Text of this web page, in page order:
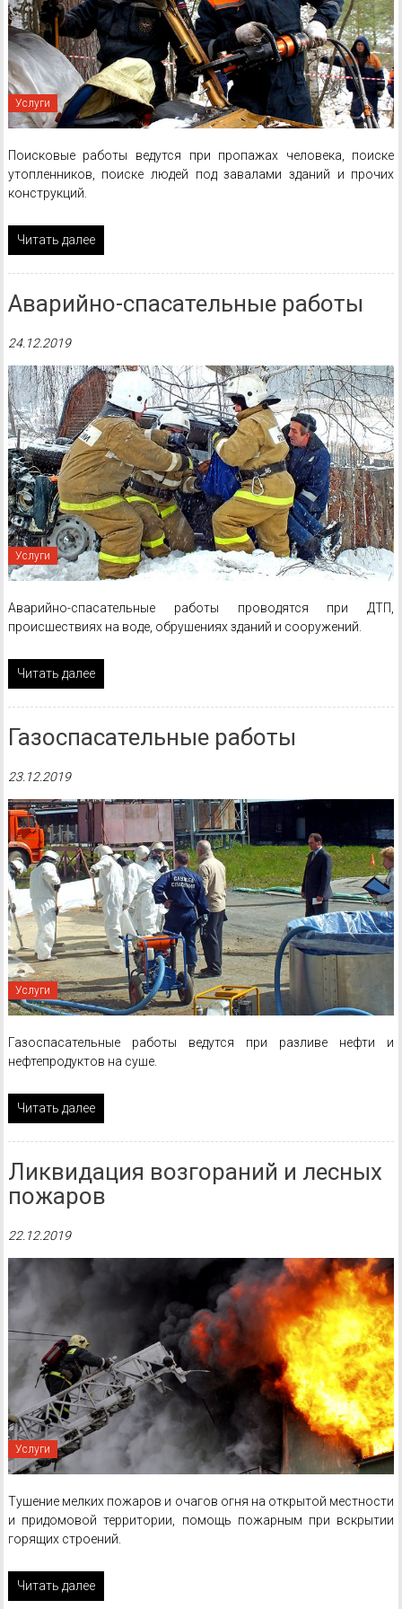
Услуги
Поисковые работы ведутся при пропажах человека, поиске
утопленников, поиске людей под завалами зданий и прочих
конструкций.
Читать далее
Аварийно-спасательные работы
24.12.2019
Услуги
Аварийно-спасательные работы проводятся при ДТП,
происшествиях на воде, обрушениях зданий и сооружений.
Читать далее
Газоспасательные работы
23.12.2019
Услуги
Газоспасательные работы ведутся при разливе нефти и
нефтепродуктов на суше.
Читать далее
Ликвидация возгораний и лесных
пожаров
22.12.2019
Услуги
Тушение мелких пожаров и очагов огня на открытой местности
и придомовой территории, помощь пожарным при вскрытии
горящих строений.
Читать далее